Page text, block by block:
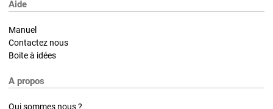
Aide
Manuel
Contactez nous
Boite à idées
A propos
Qui sommes nous ?